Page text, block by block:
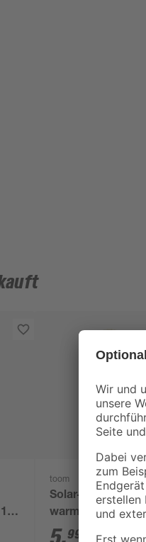
toom
Solar-Spießlampe
warmweiß IP 44
x 39 cm
99